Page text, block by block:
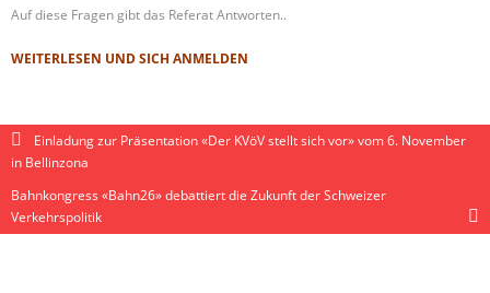
Auf diese Fragen gibt das Referat Antworten..
WEITERLESEN UND SICH ANMELDEN
Einladung zur Präsentation «Der KVöV stellt sich vor» vom 6. November
in Bellinzona
Bahnkongress «Bahn26» debattiert die Zukunft der Schweizer
Verkehrspolitik